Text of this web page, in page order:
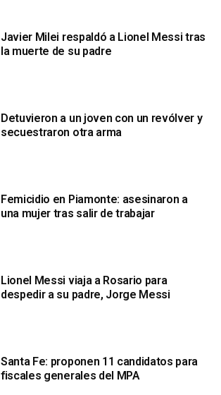
Javier Milei respaldó a Lionel Messi tras
la muerte de su padre
Detuvieron a un joven con un revólver y
secuestraron otra arma
Femicidio en Piamonte: asesinaron a
una mujer tras salir de trabajar
Lionel Messi viaja a Rosario para
despedir a su padre, Jorge Messi
Santa Fe: proponen 11 candidatos para
fiscales generales del MPA